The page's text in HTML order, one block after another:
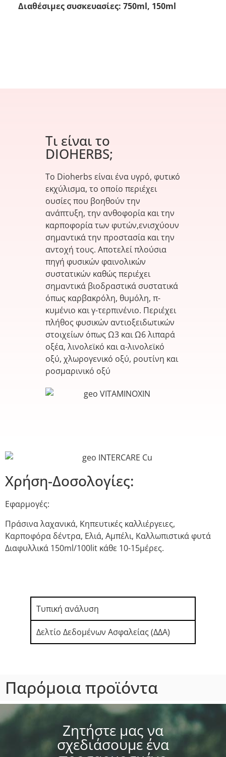
Διαθέσιμες συσκευασίες: 750ml, 150ml
Τι είναι το
DIOHERBS;
Το Dioherbs είναι ένα υγρό, φυτικό
εκχύλισμα, το οποίο περιέχει
ουσίες που βοηθούν την
ανάπτυξη, την ανθοφορία και την
καρποφορία των φυτών,ενισχύουν
σημαντικά την προστασία και την
αντοχή τους. Αποτελεί πλούσια
πηγή φυσικών φαινολικών
συστατικών καθώς περιέχει
σημαντικά βιοδραστικά συστατικά
όπως καρβακρόλη, θυμόλη, π-
κυμένιο και γ-τερπινένιο. Περιέχει
πλήθος φυσικών αντιοξειδωτικών
στοιχείων όπως Ω3 και Ω6 λιπαρά
οξέα, λινολεϊκό και α-λινολεϊκό
οξύ, χλωρογενικό οξύ, ρουτίνη και
ροσμαρινικό οξύ
Χρήση-Δοσολογίες:
Εφαρμογές:
Πράσινα λαχανικά, Κηπευτικές καλλιέργειες,
Καρποφόρα δέντρα, Ελιά, Αμπέλι, Καλλωπιστικά φυτά
Διαφυλλικά 150ml/100lit κάθε 10-15μέρες.
Τυπική ανάλυση
Δελτίο Δεδομένων Ασφαλείας (ΔΔΑ)
Παρόμοια προϊόντα
Ζητήστε μας να
σχεδιάσουμε ένα